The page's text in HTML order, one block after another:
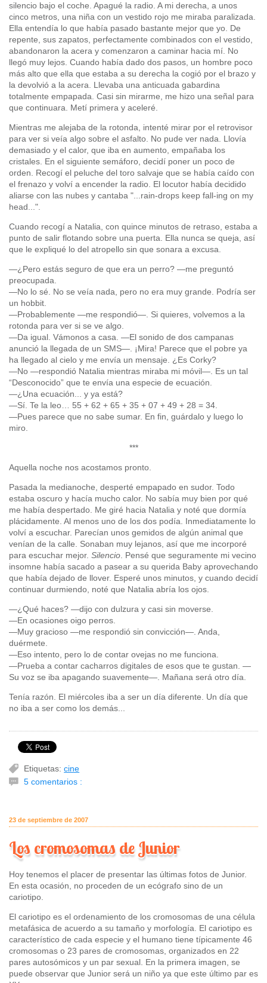
silencio bajo el coche. Apagué la radio. A mi derecha, a unos
cinco metros, una niña con un vestido rojo me miraba paralizada.
Ella entendía lo que había pasado bastante mejor que yo. De
repente, sus zapatos, perfectamente combinados con el vestido,
abandonaron la acera y comenzaron a caminar hacia mí. No
llegó muy lejos. Cuando había dado dos pasos, un hombre poco
más alto que ella que estaba a su derecha la cogió por el brazo y
la devolvió a la acera. Llevaba una anticuada gabardina
totalmente empapada. Casi sin mirarme, me hizo una señal para
que continuara. Metí primera y aceleré.
Mientras me alejaba de la rotonda, intenté mirar por el retrovisor
para ver si veía algo sobre el asfalto. No pude ver nada. Llovía
demasiado y el calor, que iba en aumento, empañaba los
cristales. En el siguiente semáforo, decidí poner un poco de
orden. Recogí el peluche del toro salvaje que se había caído con
el frenazo y volví a encender la radio. El locutor había decidido
aliarse con las nubes y cantaba "...rain-drops keep fall-ing on my
head...".
Cuando recogí a Natalia, con quince minutos de retraso, estaba a
punto de salir flotando sobre una puerta. Ella nunca se queja, así
que le expliqué lo del atropello sin que sonara a excusa.
—¿Pero estás seguro de que era un perro? —me preguntó
preocupada.
—No lo sé. No se veía nada, pero no era muy grande. Podría ser
un hobbit.
—Probablemente —me respondió—. Si quieres, volvemos a la
rotonda para ver si se ve algo.
—Da igual. Vámonos a casa. —El sonido de dos campanas
anunció la llegada de un SMS—. ¡Mira! Parece que el pobre ya
ha llegado al cielo y me envía un mensaje. ¿Es Corky?
—No —respondió Natalia mientras miraba mi móvil—. Es un tal
“Desconocido” que te envía una especie de ecuación.
—¿Una ecuación... y ya está?
—Sí. Te la leo… 55 + 62 + 65 + 35 + 07 + 49 + 28 = 34.
—Pues parece que no sabe sumar. En fin, guárdalo y luego lo
miro.
***
Aquella noche nos acostamos pronto.
Pasada la medianoche, desperté empapado en sudor. Todo
estaba oscuro y hacía mucho calor. No sabía muy bien por qué
me había despertado. Me giré hacia Natalia y noté que dormía
plácidamente. Al menos uno de los dos podía. Inmediatamente lo
volví a escuchar. Parecían unos gemidos de algún animal que
venían de la calle. Sonaban muy lejanos, así que me incorporé
para escuchar mejor. Silencio. Pensé que seguramente mi vecino
insomne había sacado a pasear a su querida Baby aprovechando
que había dejado de llover. Esperé unos minutos, y cuando decidí
continuar durmiendo, noté que Natalia abría los ojos.
—¿Qué haces? —dijo con dulzura y casi sin moverse.
—En ocasiones oigo perros.
—Muy gracioso —me respondió sin convicción—. Anda,
duérmete.
—Eso intento, pero lo de contar ovejas no me funciona.
—Prueba a contar cacharros digitales de esos que te gustan. —
Su voz se iba apagando suavemente—. Mañana será otro día.
Tenía razón. El miércoles iba a ser un día diferente. Un día que
no iba a ser como los demás...
Etiquetas:cine
5 comentarios :
23 de septiembre de 2007
Los cromosomas de Junior
Hoy tenemos el placer de presentar las últimas fotos de Junior.
En esta ocasión, no proceden de un ecógrafo sino de un
cariotipo.
El cariotipo es el ordenamiento de los cromosomas de una célula
metafásica de acuerdo a su tamaño y morfología. El cariotipo es
característico de cada especie y el humano tiene típicamente 46
cromosomas o 23 pares de cromosomas, organizados en 22
pares autosómicos y un par sexual. En la primera imagen, se
puede observar que Junior será un niño ya que este último par es